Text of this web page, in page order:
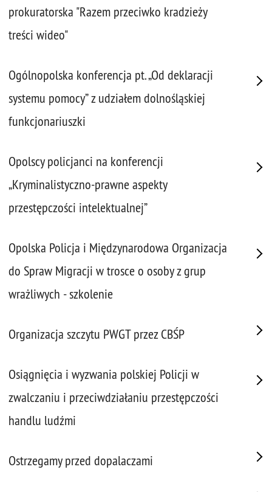
prokuratorska "Razem przeciwko kradzieży
treści wideo"
Ogólnopolska konferencja pt. „Od deklaracji
systemu pomocy” z udziałem dolnośląskiej
funkcjonariuszki
Opolscy policjanci na konferencji
„Kryminalistyczno-prawne aspekty
przestępczości intelektualnej”
Opolska Policja i Międzynarodowa Organizacja
do Spraw Migracji w trosce o osoby z grup
wrażliwych - szkolenie
Organizacja szczytu PWGT przez CBŚP
Osiągnięcia i wyzwania polskiej Policji w
zwalczaniu i przeciwdziałaniu przestępczości
handlu ludźmi
Ostrzegamy przed dopalaczami